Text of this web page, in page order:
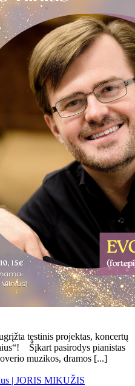
tęstinis projektas, koncertų
Šįkart pasirodys pianistas
muzikos, dramos [...]
| JORIS MIKUŽIS